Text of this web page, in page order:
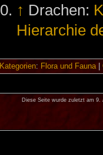
↑ Drachen:
Hierarchie
Kategorien: Flora und Fauna|
Diese Seite wurde zuletzt am 9.